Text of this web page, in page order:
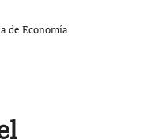
de Economía